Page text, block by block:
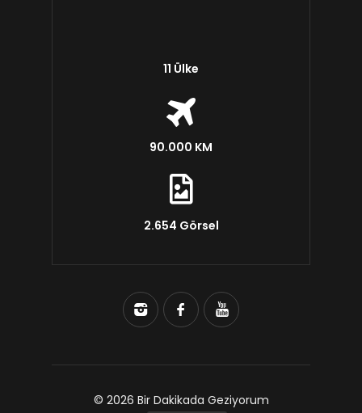
11 Ülke
90.000 KM
2.654 Görsel
© 2026 Bir Dakikada Geziyorum